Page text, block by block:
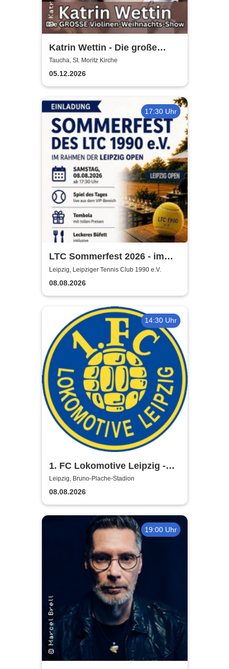
Katrin Wettin - Die große
Violinen-Weihnachts-Show
Taucha, St. Moritz Kirche
05.12.2026
17:30 Uhr
LTC Sommerfest 2026 - im
Rahmen der Leipzig Open
Leipzig, Leipziger Tennis Club 1990 e.V.
08.08.2026
14:30 Uhr
1. FC Lokomotive Leipzig -
Regionalliga Nordost
2026/2027
Leipzig, Bruno-Plache-Stadion
08.08.2026
19:00 Uhr